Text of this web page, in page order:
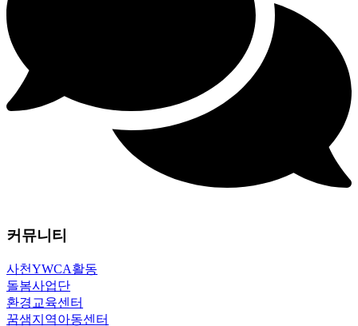
커뮤니티
사천YWCA활동
돌봄사업단
환경교육센터
꿈샘지역아동센터